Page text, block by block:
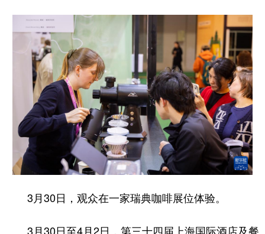
3月30日，观众在一家瑞典咖啡展位体验。
3月30日至4月2日，第三十四届上海国际酒店及餐